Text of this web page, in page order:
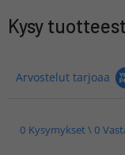
Kysy
Arvostelut tarjoaa
0 Kysymykset \ 0